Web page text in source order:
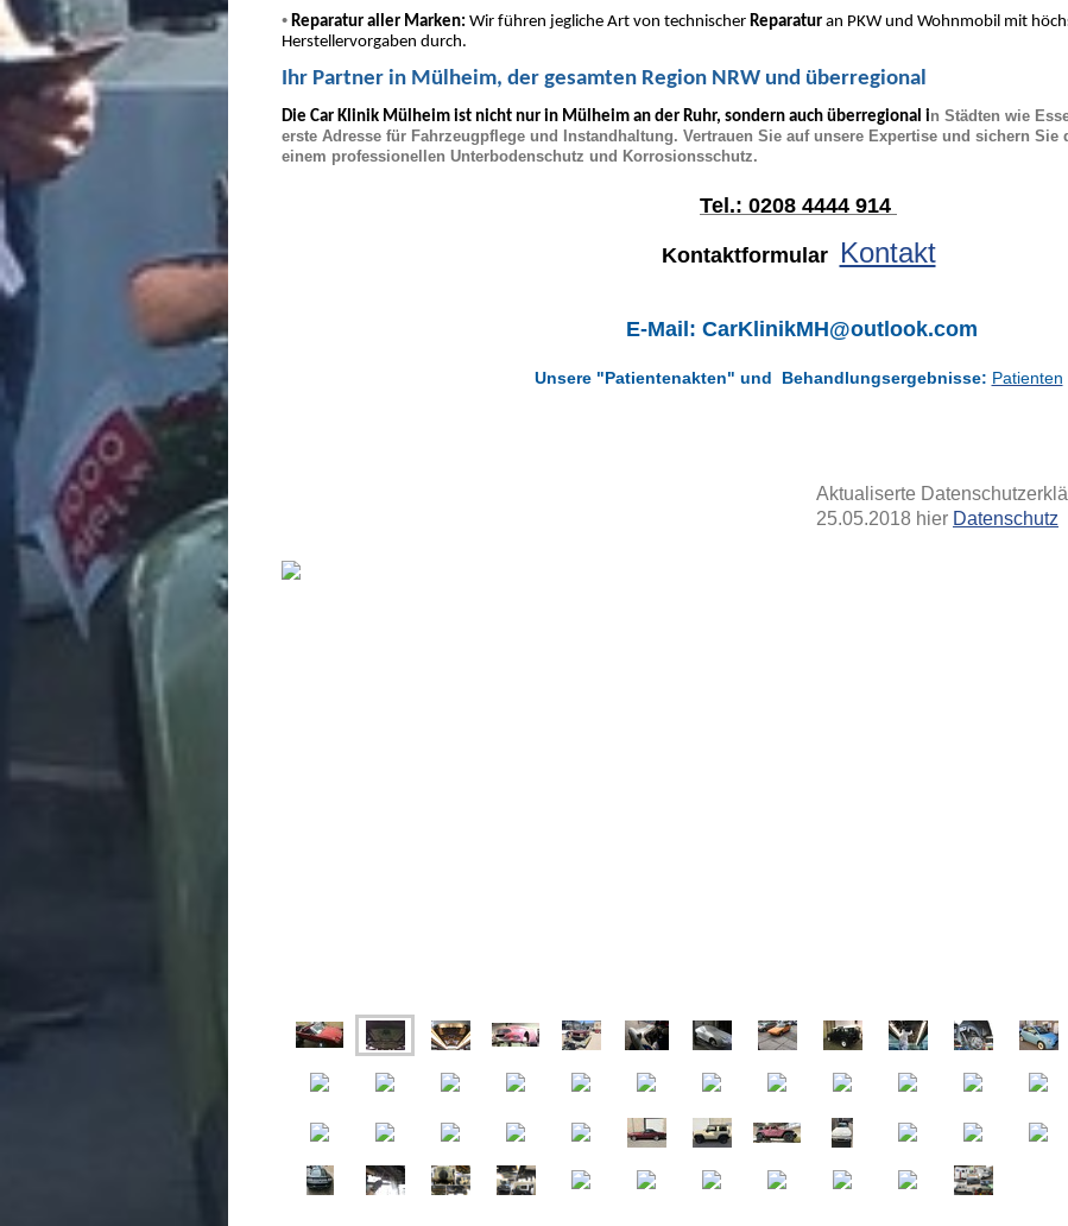
• Reparatur aller Marken: Wir führen jegliche Art von technischer Reparatur an PKW und Wohnmobil mit
Herstellervorgaben durch.
Ihr Partner in Mülheim, der gesamten Region NRW und überregional
Die Car Klinik Mülheim ist nicht nur in Mülheim an der Ruhr, sondern auch überregional in Städten wie
erste Adresse für Fahrzeugpflege und Instandhaltung. Vertrauen Sie auf unsere Expertise und sichern Sie
einem professionellen Unterbodenschutz und Korrosionsschutz.
Tel.: 0208 4444 914
Kontaktformular Kontakt
E-Mail: CarKlinikMH@outlook.com
Unsere "Patientenakten" und Behandlungsergebnisse: Patienten
Aktualiserte
25.05.2018 hier Datenschutz